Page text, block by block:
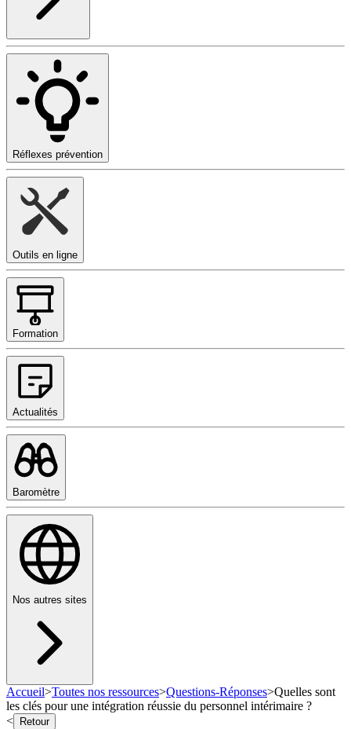
Réflexes prévention
Outils en ligne
Formation
Actualités
Baromètre
Nos autres sites
Accueil>Toutes nos ressources>Questions-Réponses>Quelles sont
les clés pour une intégration réussie du personnel intérimaire ?
<
Retour